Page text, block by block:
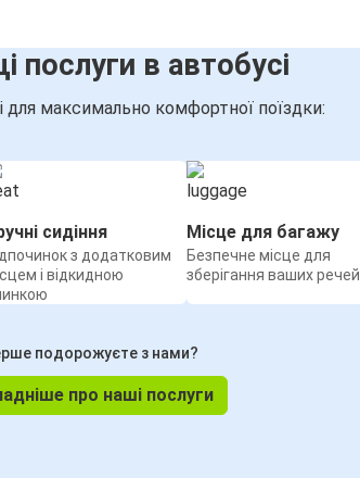
послуги в автобусі
для максимально комфортної поїздки:
сидіння
з додатковим
і відкидною
Місце для багажу
Безпечне місце для
зберігання ваших речей
подорожуєте з нами?
про наші послуги